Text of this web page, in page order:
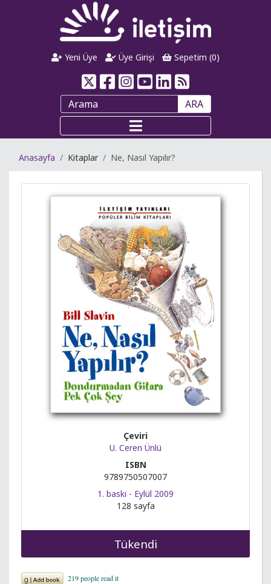
Yeni Üye Üye Girişi Sepetim (0)
ARA
Anasayfa Kitaplar Ne, Nasıl Yapılır?
Çeviri
U. Ceren Ünlü
ISBN
9789750507007
1. baskı - Eylül 2009
128 sayfa
Tükendi